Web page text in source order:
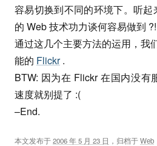
容易切换到不同的环境下。听
的 Web 技术功力谈何容易做到 ?!
通过这几个主要方法的运用，我
能的 Flickr.
BTW: 因为在 Flickr 在国内没有
速度就别提了 :(
–End.
本文发布于2006 年 5 月 23 日 ，归档于Web